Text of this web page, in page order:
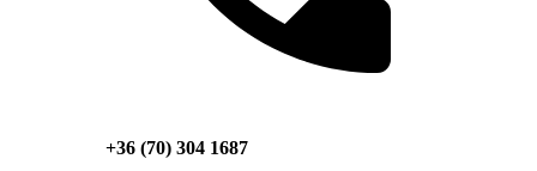
+36 (70) 304 1687